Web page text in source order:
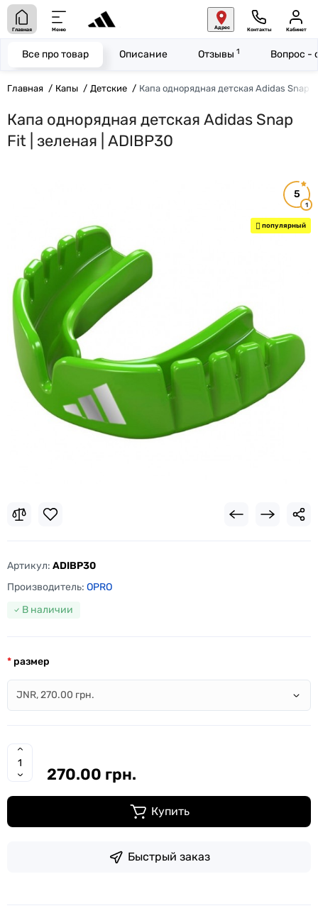
Главная Меню Адрес Контакты Кабинет
Главная Капы Детские Капа однорядная детская Adidas Snap
Капа однорядная детская Adidas Snap
Fit | зеленая | ADIBP30
Все про товар Описание Отзывы 1 Вопрос -
5
1
популярный
Артикул: ADIBP30
Производитель: OPRO
В наличии
размер
270.00 грн.
Купить
Быстрый заказ